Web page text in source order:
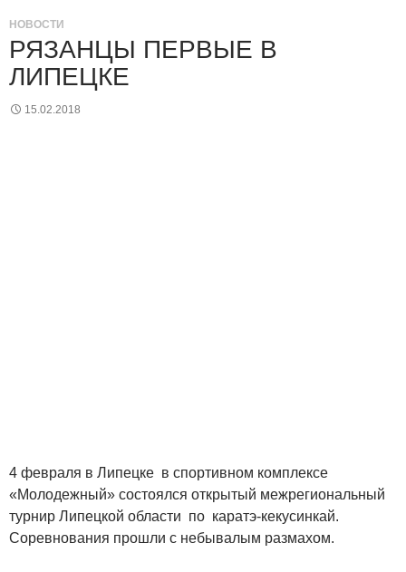
НОВОСТИ
РЯЗАНЦЫ ПЕРВЫЕ В
ЛИПЕЦКЕ
15.02.2018
4 февраля в Липецке в спортивном комплексе
«Молодежный» состоялся открытый межрегиональный
турнир Липецкой области по каратэ-кекусинкай.
Соревнования прошли с небывалым размахом.